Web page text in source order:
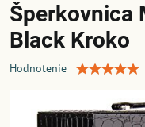
Šperkovnica
Black Kroko
Hodnotenie